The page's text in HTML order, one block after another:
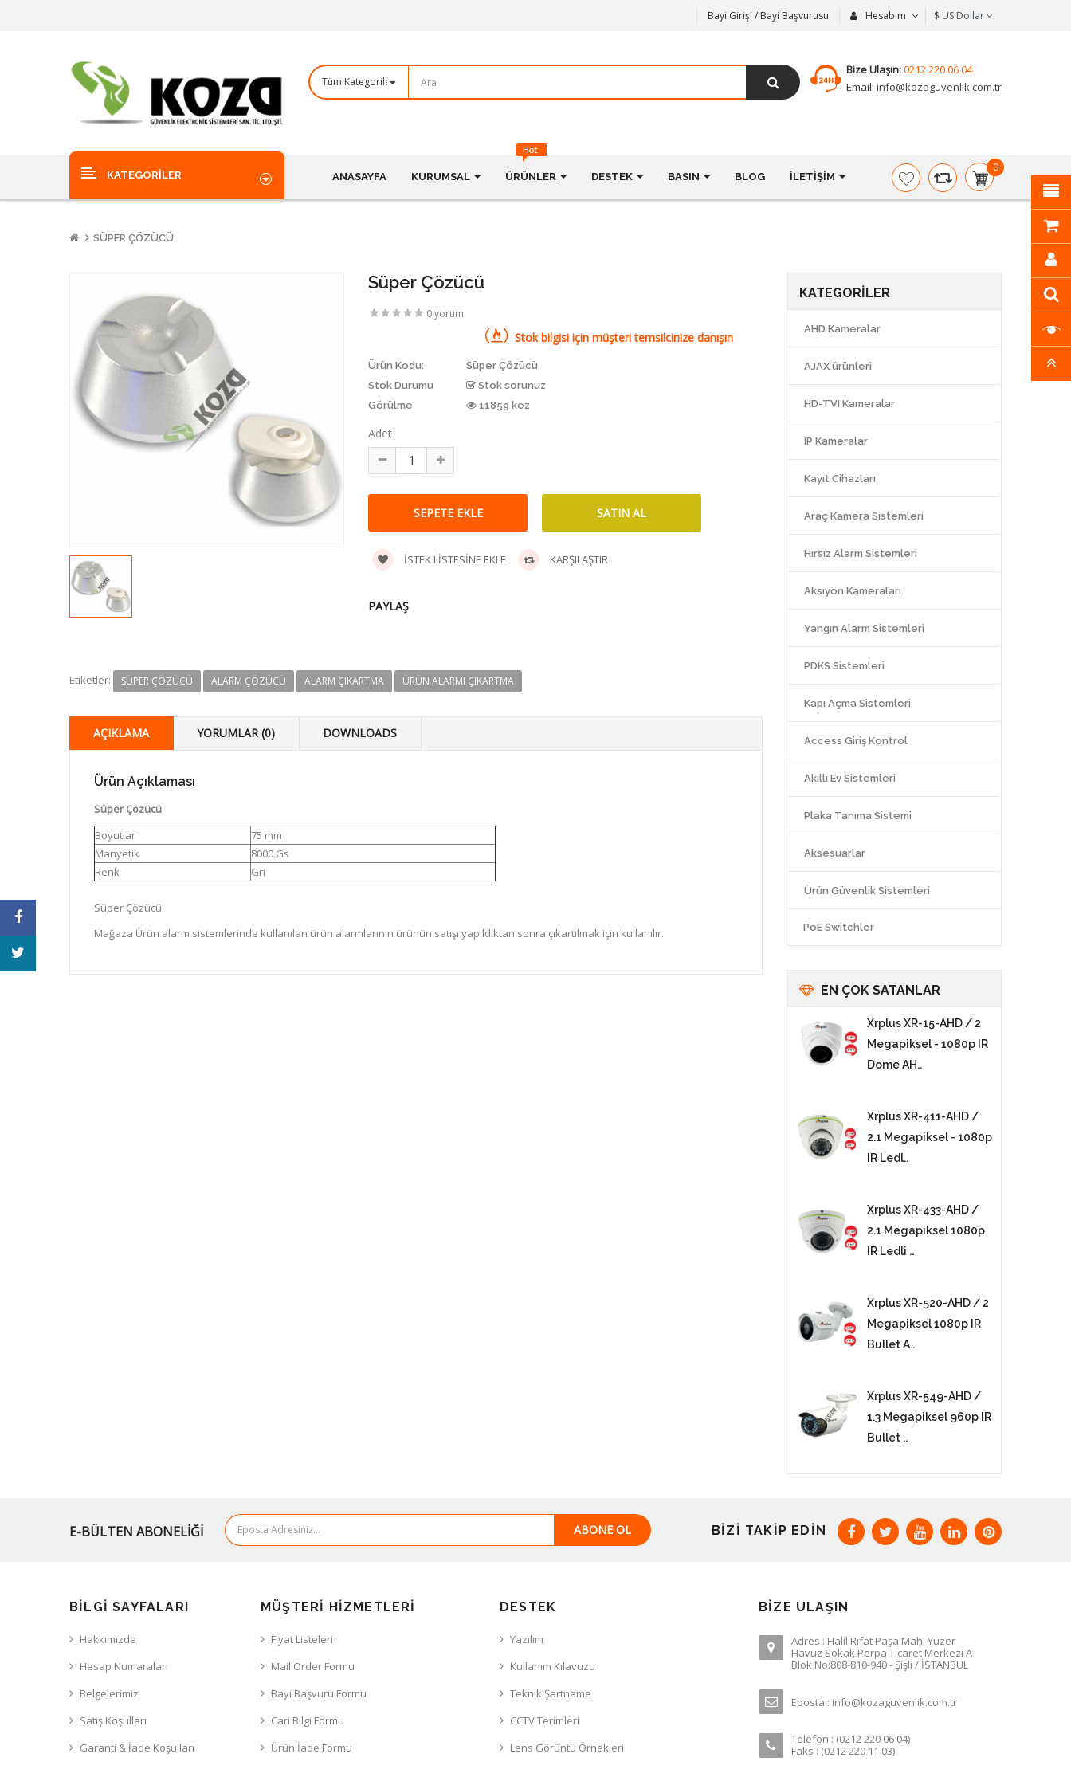
Bayi Girişi / Bayi Başvurusu Hesabım $ US Dollar
Bize Ulaşın:0212 220 06 04
Email: info@kozaguvenlik.com.tr
KATEGORILER ANASAYFA KURUMSAL ÜRÜNLER DESTEK BASIN BLOG İLETIŞIM
0
item(s)
-
SÜPER ÇÖZÜCÜ
Süper Çözücü
0 yorum
Stok bilgisi için müşteri temsilcinize danışın
Ürün Kodu:
Süper Çözücü
Stok Durumu
Stok sorunuz
Görülme
11859 kez
Adet
İSTEK LISTESINE EKLE KARŞILAŞTIR
PAYLAŞ
Etiketler: SÜPER ÇÖZÜCÜ ALARM ÇÖZÜCÜ ALARM ÇIKARTMA ÜRÜN ALARMI ÇIKARTMA
AÇIKLAMA YORUMLAR (0) DOWNLOADS
Ürün Açıklaması
Süper Çözücü
Boyutlar
75 mm
Manyetik
8000 Gs
Renk
Gri
Süper Çözücü
Mağaza Ürün alarm sistemlerinde kullanılan ürün alarmlarının ürünün satışı yapıldıktan sonra çıkartılmak için kullanılır.
KATEGORILER
AHD Kameralar
AJAX ürünleri
HD-TVI Kameralar
IP Kameralar
Kayıt Cihazları
Araç Kamera Sistemleri
Hırsız Alarm Sistemleri
Aksiyon Kameraları
Yangın Alarm Sistemleri
PDKS Sistemleri
Kapı Açma Sistemleri
Access Giriş Kontrol
Akıllı Ev Sistemleri
Plaka Tanıma Sistemi
Aksesuarlar
Ürün Güvenlik Sistemleri
PoE Switchler
EN ÇOK SATANLAR
Xrplus XR-15-AHD / 2
Megapiksel - 1080p IR
Dome AH..
Xrplus XR-411-AHD /
2.1 Megapiksel - 1080p
IR Ledl..
Xrplus XR-433-AHD /
2.1 Megapiksel 1080p
IR Ledli ..
Xrplus XR-520-AHD / 2
Megapiksel 1080p IR
Bullet A..
Xrplus XR-549-AHD /
1.3 Megapiksel 960p IR
Bullet ..
E-BÜLTEN ABONELİĞİ ABONE OL BIZI TAKIP EDIN
BILGI SAYFALARI
Hakkımızda
Hesap Numaraları
Belgelerimiz
Satış Koşulları
Garanti & İade Koşulları
MÜŞTERI HIZMETLERI
Fiyat Listeleri
Mail Order Formu
Bayi Başvuru Formu
Cari Bilgi Formu
Ürün İade Formu
DESTEK
Yazılım
Kullanım Kılavuzu
Teknik Şartname
CCTV Terimleri
Lens Görüntü Örnekleri
BIZE ULAŞIN
Adres : Halil Rıfat Paşa Mah. Yüzer
Havuz Sokak Perpa Ticaret Merkezi A
Blok No:808-810-940 - Şişli / İSTANBUL
Eposta : info@kozaguvenlik.com.tr
Telefon : (0212 220 06 04)
Faks : (0212 220 11 03)